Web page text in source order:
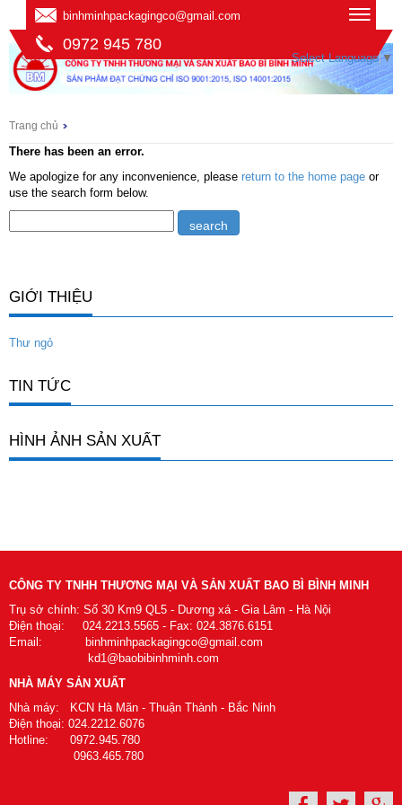
binhminhpackagingco@gmail.com
0972 945 780
Select Language ▼
Trang chủ
There has been an error.
We apologize for any inconvenience, please return to the home page or
use the search form below.
GIỚI THIỆU
Thư ngỏ
TIN TỨC
HÌNH ẢNH SẢN XUẤT
CÔNG TY TNHH THƯƠNG MẠI VÀ SẢN XUẤT BAO BÌ BÌNH MINH
Trụ sở chính: Số 30 Km9 QL5 - Dương xá - Gia Lâm - Hà Nội
Điện thoại: 024.2213.5565 - Fax: 024.3876.6151
Email: binhminhpackagingco@gmail.com
kd1@baobibinhminh.com
NHÀ MÁY SẢN XUẤT
Nhà máy: KCN Hà Mãn - Thuận Thành - Bắc Ninh
Điện thoại: 024.2212.6076
Hotline: 0972.945.780
0963.465.780